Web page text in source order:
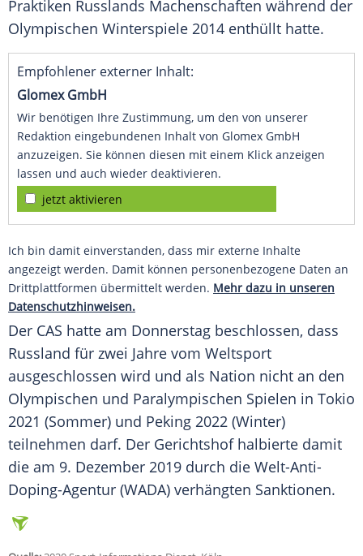
Praktiken Russlands Machenschaften während der
Olympischen Winterspiele 2014 enthüllt hatte.
Empfohlener externer Inhalt:
Glomex GmbH
Wir benötigen Ihre Zustimmung, um den von unserer
Redaktion eingebundenen Inhalt von Glomex GmbH
anzuzeigen. Sie können diesen mit einem Klick anzeigen
lassen und auch wieder deaktivieren.
jetzt aktivieren
Ich bin damit einverstanden, dass mir externe Inhalte
angezeigt werden. Damit können personenbezogene Daten an
Drittplattformen übermittelt werden. Mehr dazu in unseren
Datenschutzhinweisen.
Der CAS hatte am Donnerstag beschlossen, dass
Russland für zwei Jahre vom Weltsport
ausgeschlossen wird und als Nation nicht an den
Olympischen und Paralympischen Spielen in Tokio
2021 (Sommer) und Peking 2022 (Winter)
teilnehmen darf. Der Gerichtshof halbierte damit
die am 9. Dezember 2019 durch die Welt-Anti-
Doping-Agentur (WADA) verhängten Sanktionen.